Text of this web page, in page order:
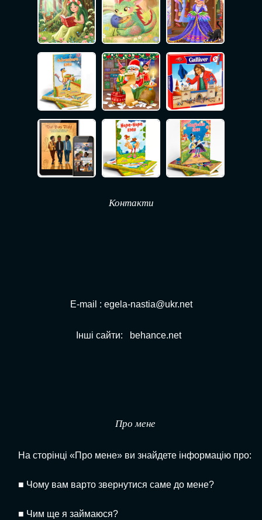
Контакти
E-mail : egela-nastia@ukr.net
Інші сайти: behance.net
Про мене
На сторінці «Про мене» ви знайдете інформацію про:
■ Чому вам варто звернутися саме до мене?
■ Чим ще я займаюся?